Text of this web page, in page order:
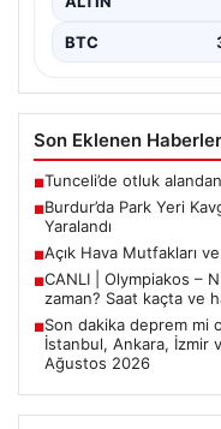
BTC
Son Eklenen Haberler
■Tunceli’de otluk
■Burdur’da Park Yeri
Yaralandı
■Açık Hava Mutfakları
■CANLI | Olympiakos –
zaman? Saat kaçta ve
■Son dakika deprem mi
İstanbul, Ankara, İzmir
Ağustos 2026